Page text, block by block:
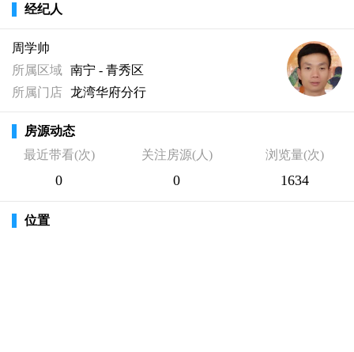
经纪人
周学帅
所属区域
南宁 - 青秀区
所属门店 龙湾华府分行
房源动态
最近带看(次)
0
关注房源(人)
0
浏览量(次)
1634
位置